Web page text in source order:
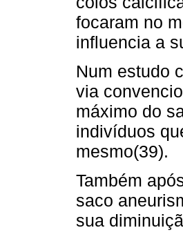
focaram no
influencia a
Num estudo
via
máximo do
indivíduos
mesmo(39).
Também
saco
sua